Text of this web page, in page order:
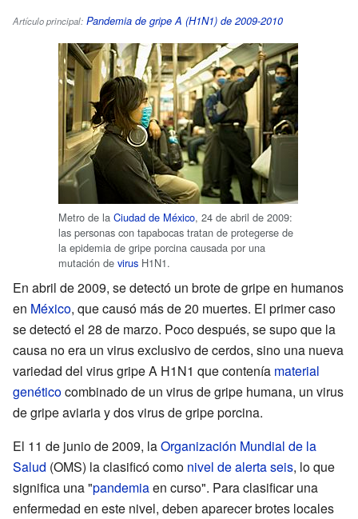
Artículo principal: Pandemia de gripe A (H1N1) de 2009-2010
Metro de la Ciudad de México, 24 de abril de 2009:
las personas con tapabocas tratan de protegerse de
la epidemia de gripe porcina causada por una
mutación de virus H1N1.
En abril de 2009, se detectó un brote de gripe en humanos
en México, que causó más de 20 muertes. El primer caso
se detectó el 28 de marzo. Poco después, se supo que la
causa no era un virus exclusivo de cerdos, sino una nueva
variedad del virus gripe A H1N1 que contenía material
genéticocombinado de un virus de gripe humana, un virus
de gripe aviaria y dos virus de gripe porcina.
El 11 de junio de 2009, laOrganización Mundial de la
Salud (OMS) la clasificó como nivel de alerta seis, lo que
significa una "pandemiaen curso". Para clasificar una
enfermedad en este nivel, deben aparecer brotes locales